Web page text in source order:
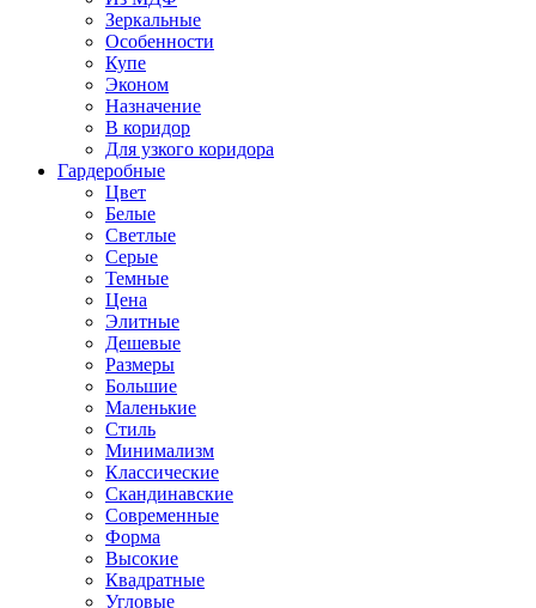
Зеркальные
Особенности
Купе
Эконом
Назначение
В коридор
Для узкого коридора
Гардеробные
Цвет
Белые
Светлые
Серые
Темные
Цена
Элитные
Дешевые
Размеры
Большие
Маленькие
Стиль
Минимализм
Классические
Скандинавские
Современные
Форма
Высокие
Квадратные
Угловые